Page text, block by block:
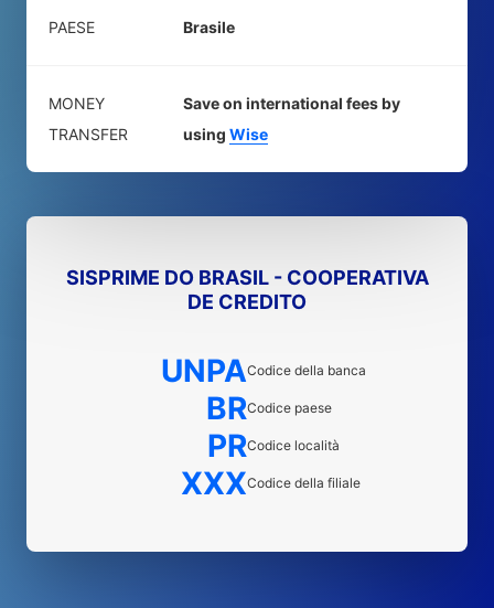
PAESE Brasile
MONEY
TRANSFER
Save on international fees by
using Wise
SISPRIME DO BRASIL - COOPERATIVA
DE CREDITO
UNPACodice della banca
BRCodice paese
PRCodice località
XXXCodice della filiale